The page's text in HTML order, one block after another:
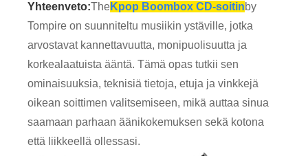
Yhteenveto:TheKpop Boombox CD-soitinby
Tompire on suunniteltu musiikin ystäville, jotka
arvostavat kannettavuutta, monipuolisuutta ja
korkealaatuista ääntä. Tämä opas tutkii sen
ominaisuuksia, teknisiä tietoja, etuja ja vinkkejä
oikean soittimen valitsemiseen, mikä auttaa sinua
saamaan parhaan äänikokemuksen sekä kotona
että liikkeellä ollessasi.